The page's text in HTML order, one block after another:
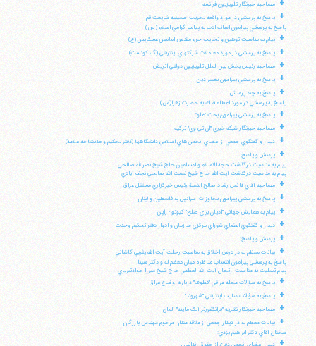
+ مصاحبه خبرنگار تلويزيون فرانسه
+
پاسخ به پرسشي در مورد واقعه تخريب حسينيه شريعت قم
پاسخ به پرسشي پيرامون اسائه ادب به پيامبر گرامي اسلام (ص)
+ پيام به مناسبت توهين و تخريب حرم مقدس امامين عسكريين (ع)
+ پاسخ به پرسشي در مورد معاملات شركتهاي اينترنتي (گلدكوئست)
+ مصاحبه رئيس بخش بين الملل تلويزيون دولتي اتريش
+ پاسخ به پرسشي پيرامون تغيير دين
+
پاسخ به چند پرسش
پاسخ به پرسشي در مورد اعطاء فدك به حضرت زهرا(س)
+ پاسخ به پرسشي پيرامون بحث "غلو"
+ مصاحبه خبرنگار شبكه خبري "ان تي وي" تركيه
+ ديدار و گفتگوي جمعي از اعضاي انجمن هاي اسلامي دانشگاهها (دفتر تحكيم وحدتشاخه علامه)
+
پرسش و پاسخ:
پيام به مناسبت درگذشت حجة الاسلام والمسلمين حاج شيخ نصرالله صالحي
پيام به مناسبت درگذشت آيت الله حاج شيخ نعمت الله صالحي نجف آبادي
+ مصاحبه آقاي فاضل رشاد صالح النعمة رئيس خبرگزاري مستقل عراق
+ پاسخ به پرسشي پيرامون تجاوزات اسرائيل به فلسطين و لبنان
+ پيام به همايش جهاني "اديان براي صلح" كيوتو - ژاپن
+ ديدار و گفتگوي اعضاي شوراي مركزي سازمان و ادوار دفتر تحكيم وحدت
+ پرسش و پاسخ:
+
بيانات معظم له در درس اخلاق به مناسبت رحلت آيت الله يثربي كاشاني
پاسخ به پرسشي پيرامون انتساب مناظره ميان معظم له و دكتر سينا
پيام تسليت به مناسبت ارتحال آيت الله العظمي حاج شيخ ميرزا جوادتبريزي
+ پاسخ به سؤالات مجله عراقي "قطوف" درباره اوضاع عراق
+ پاسخ به سؤالات سايت اينترنتي "شهروند"
+ مصاحبه خبرنگار نشريه "فرانكفورتر آلگ ماينه" آلمان
+
بيانات معظم له در ديدار جمعي از علاقه مندان مرحوم مهندس بازرگان
سخنان آقاي دكتر ابراهيم يزدي: